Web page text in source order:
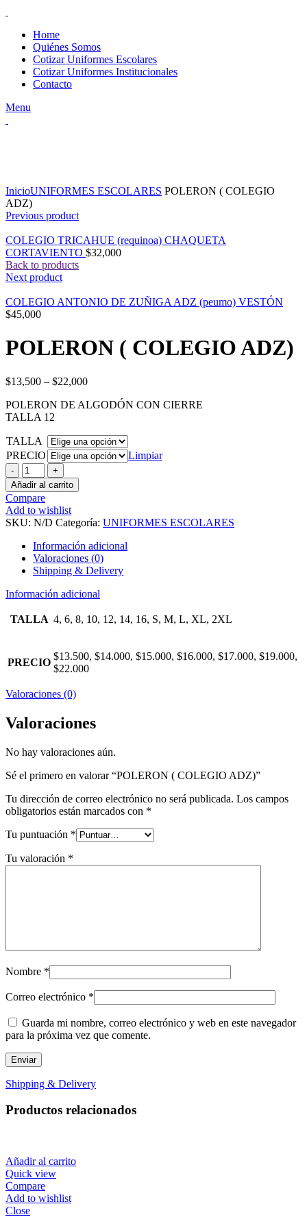
Home
Quiénes Somos
Cotizar Uniformes Escolares
Cotizar Uniformes Institucionales
Contacto
Menu
InicioUNIFORMES ESCOLARES POLERON ( COLEGIO
ADZ)
Previous product
COLEGIO TRICAHUE (requinoa) CHAQUETA
CORTAVIENTO $32,000
Back to products
Next product
COLEGIO ANTONIO DE ZUÑIGA ADZ (peumo) VESTÓN
$45,000
POLERON ( COLEGIO ADZ)
$13,500 – $22,000
POLERON DE ALGODÓN CON CIERRE
TALLA 12
TALLA
PRECIO
Limpiar
POLERON
(
COLEGIO
ADZ)
cantidad
Añadir al carrito
Compare
Add to wishlist
SKU: N/D Categoría: UNIFORMES ESCOLARES
Información adicional
Valoraciones (0)
Shipping & Delivery
Información adicional
TALLA 4, 6, 8, 10, 12, 14, 16, S, M, L, XL, 2XL
PRECIO
$13.500, $14.000, $15.000, $16.000, $17.000, $19.000,
$22.000
Valoraciones (0)
Valoraciones
No hay valoraciones aún.
Sé el primero en valorar “POLERON ( COLEGIO ADZ)”
Tu dirección de correo electrónico no será publicada. Los campos
obligatorios están marcados con *
Tu puntuación *
Tu valoración *
Nombre *
Correo electrónico *
Guarda mi nombre, correo electrónico y web en este navegador
para la próxima vez que comente.
Shipping & Delivery
Productos relacionados
Añadir al carrito
Quick view
Compare
Add to wishlist
Close